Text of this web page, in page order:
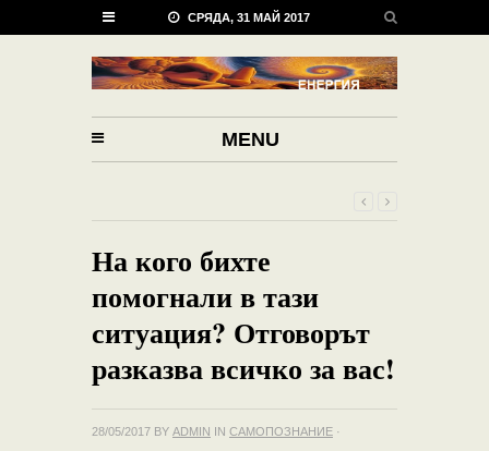
СРЯДА, 31 МАЙ 2017
MENU
На кого бихте
помогнали в тази
ситуация? Отговорът
разказва всичко за вас!
28/05/2017 BY ADMIN IN САМОПОЗНАНИЕ ·